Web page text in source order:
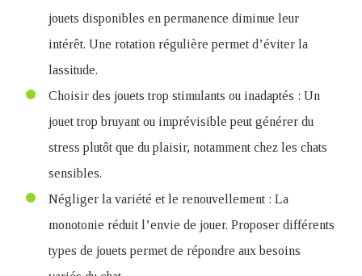
jouets disponibles en permanence diminue leur
intérêt. Une rotation régulière permet d’éviter la
lassitude.
Choisir des jouets trop stimulants ou inadaptés : Un
jouet trop bruyant ou imprévisible peut générer du
stress plutôt que du plaisir, notamment chez les chats
sensibles.
Négliger la variété et le renouvellement : La
monotonie réduit l’envie de jouer. Proposer différents
types de jouets permet de répondre aux besoins